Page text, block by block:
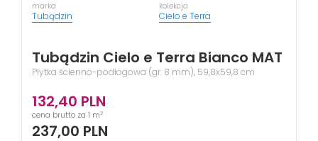
marka
Tubądzin
kolekcja
Cielo e Terra
Tubądzin Cielo e Terra Bianco MAT
Płytka ścienno-podłogowa (gr. 8 mm), 59,8x59,8 cm
132,40 PLN
cena brutto za 1 m2
237,00 PLN